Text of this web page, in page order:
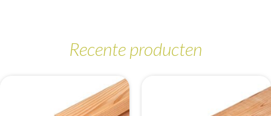
Recente producten